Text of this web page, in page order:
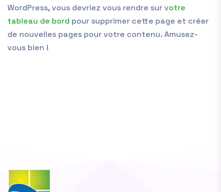
WordPress, vous devriez vous rendre survotre
tableau de bord pour supprimer cette page et créer
de nouvelles pages pour votre contenu. Amusez-
vous bien !